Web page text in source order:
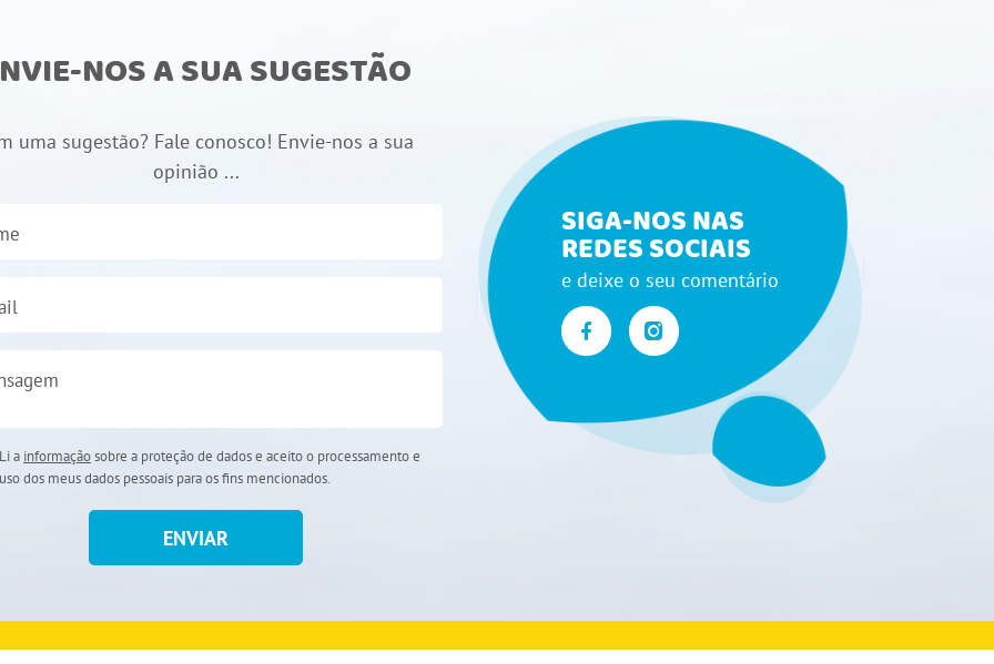
NOS A SUA SUGESTÃO
uma sugestão? Fale conosco! Envie-nos a sua
opinião ...
Li a informaçãosobre a proteção de dados e aceito o processamento e
uso dos meus dados pessoais para os fins mencionados.
ENVIAR
SIGA-NOS NAS
REDES SOCIAIS
e deixe o seu comentário